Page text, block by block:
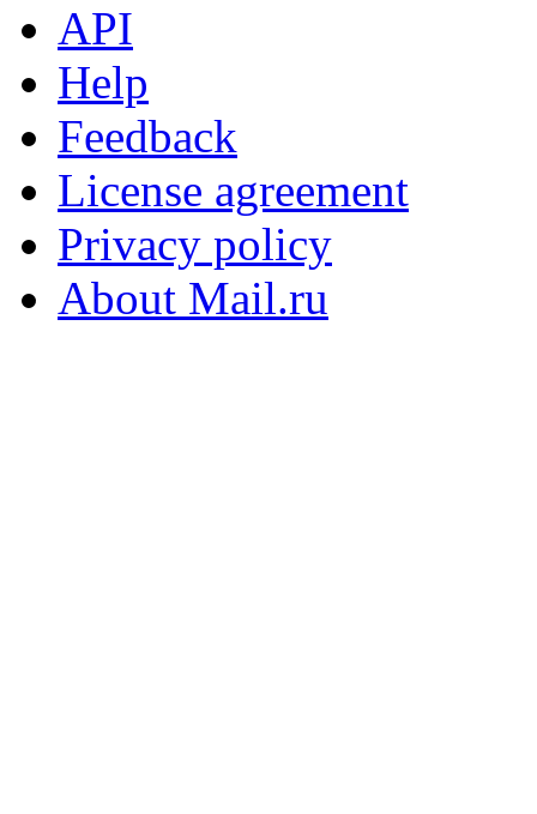
API
Help
Feedback
License agreement
Privacy policy
About Mail.ru